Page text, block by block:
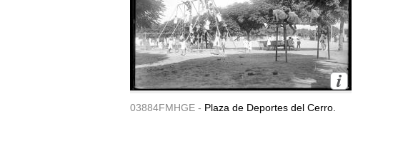
03884FMHGE - Plaza de Deportes del Cerro.